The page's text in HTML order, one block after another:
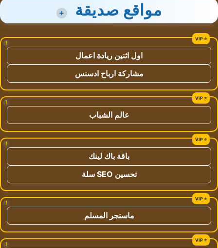
مواقع صديقة +
!
اول اثنين ريادة اعمال
مشاركة ارباح ادسنس
!
عالم الشباب
!
باقة باك لينك
تحسين SEO سلة
!
ماسنجر المسلم
!